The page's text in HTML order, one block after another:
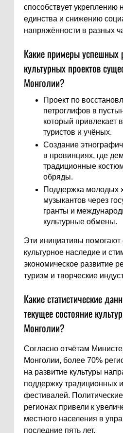
способствует укреплению
единства и снижению
напряжённости в разных
Какие примеры успешных
культурных проектов
Монголии?
Проект по
петроглифов в
который привлекает
туристов и учёных.
Создание
в провинциях, где
традиционные
обряды.
Поддержка молодых
музыкантов через
гранты и
культурные обмены.
Эти инициативы помогают
культурное наследие и
экономическое развитие
туризм и творческие
Какие статистические
текущее состояние
Монголии?
Согласно отчётам
Монголии, более 70%
на развитие культуры
поддержку традиционных
фестивалей.
регионах привели к
местного населения в
последние пять лет.